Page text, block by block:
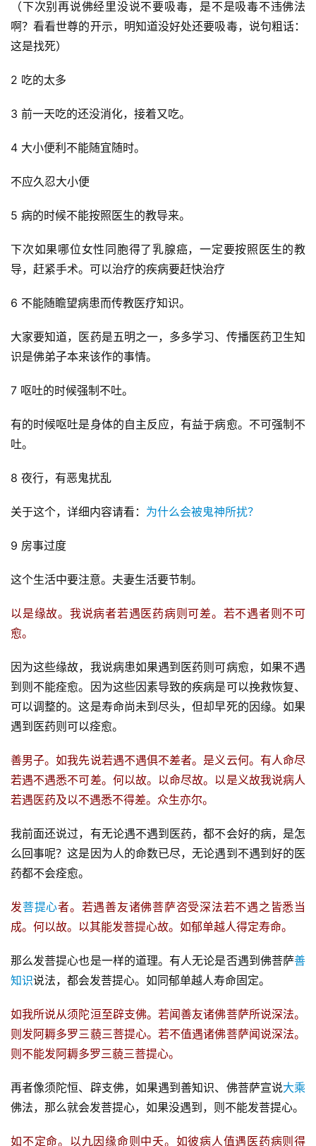
（下次别再说佛经里没说不要吸毒，是不是吸毒不违佛法
啊？看看世尊的开示，明知道没好处还要吸毒，说句粗话：
这是找死）
2 吃的太多
3 前一天吃的还没消化，接着又吃。
4 大小便利不能随宜随时。
不应久忍大小便
5 病的时候不能按照医生的教导来。
下次如果哪位女性同胞得了乳腺癌，一定要按照医生的教
导，赶紧手术。可以治疗的疾病要赶快治疗
6 不能随瞻望病患而传教医疗知识。
大家要知道，医药是五明之一，多多学习、传播医药卫生知
识是佛弟子本来该作的事情。
7 呕吐的时候强制不吐。
有的时候呕吐是身体的自主反应，有益于病愈。不可强制不
吐。
8 夜行，有恶鬼扰乱
关于这个，详细内容请看： 为什么会被鬼神所扰？
9 房事过度
这个生活中要注意。夫妻生活要节制。
以是缘故。我说病者若遇医药病则可差。若不遇者则不可
愈。
因为这些缘故，我说病患如果遇到医药则可病愈，如果不遇
到则不能痊愈。因为这些因素导致的疾病是可以挽救恢复、
可以调整的。这是寿命尚未到尽头，但却早死的因缘。如果
遇到医药则可以痊愈。
善男子。如我先说若遇不遇俱不差者。是义云何。有人命尽
若遇不遇悉不可差。何以故。以命尽故。以是义故我说病人
若遇医药及以不遇悉不得差。众生亦尔。
我前面还说过，有无论遇不遇到医药，都不会好的病，是怎
么回事呢？这是因为人的命数已尽，无论遇到不遇到好的医
药都不会痊愈。
发菩提心者。若遇善友诸佛菩萨咨受深法若不遇之皆悉当
成。何以故。以其能发菩提心故。如郁单越人得定寿命。
那么发菩提心也是一样的道理。有人无论是否遇到佛菩萨善
知识说法，都会发菩提心。如同郁单越人寿命固定。
如我所说从须陀洹至辟支佛。若闻善友诸佛菩萨所说深法。
则发阿耨多罗三藐三菩提心。若不值遇诸佛菩萨闻说深法。
则不能发阿耨多罗三藐三菩提心。
再者像须陀恒、辟支佛，如果遇到善知识、佛菩萨宣说大乘
佛法，那么就会发菩提心，如果没遇到，则不能发菩提心。
如不定命。以九因缘命则中夭。如彼病人值遇医药病则得